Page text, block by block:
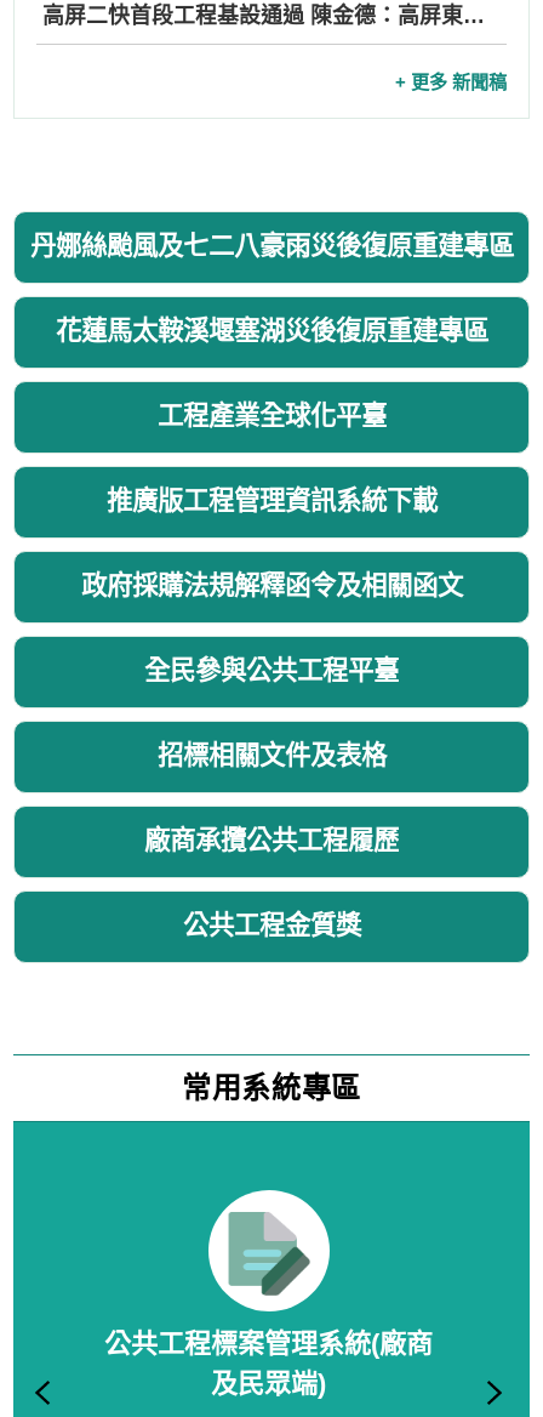
高屏二快首段工程基設通過 陳金德：高屏東西向關鍵路廊將邁出第一步
+ 更多 新聞稿
丹娜絲颱風及七二八豪雨災後復原重建專區
花蓮馬太鞍溪堰塞湖災後復原重建專區
工程產業全球化平臺
推廣版工程管理資訊系統下載
政府採購法規解釋函令及相關函文
全民參與公共工程平臺
招標相關文件及表格
廠商承攬公共工程履歷
公共工程金質獎
常用系統專區
公共工程標案管理系統(廠商
及民眾端)